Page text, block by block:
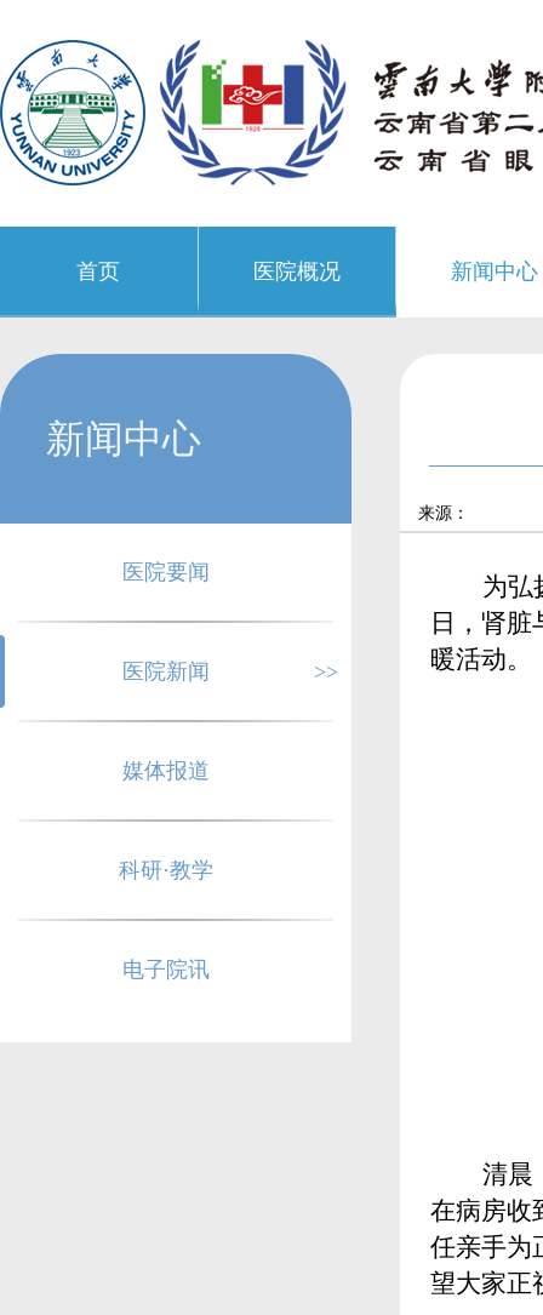
首页 医院概况 新闻中心
新闻中心
医院要闻
医院新闻 >>
媒体报道
科研·教学
电子院讯
来源：
为弘
日，肾
暖活动。
清晨
在病房收
任亲手为
望大家正